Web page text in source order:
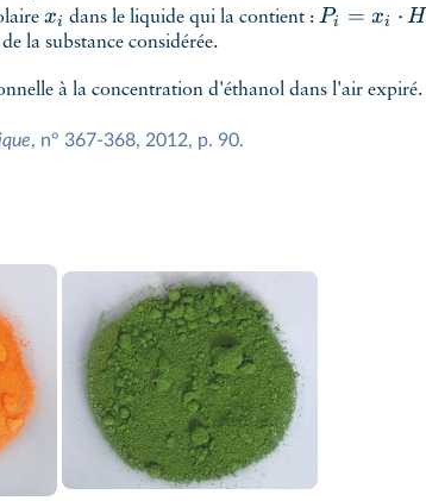
xi dans le liquide qui la contient : Pi = xi ⋅ H
la substance considérée.
à la concentration d'éthanol dans l'air expiré.
, n° 367-368, 2012, p. 90.